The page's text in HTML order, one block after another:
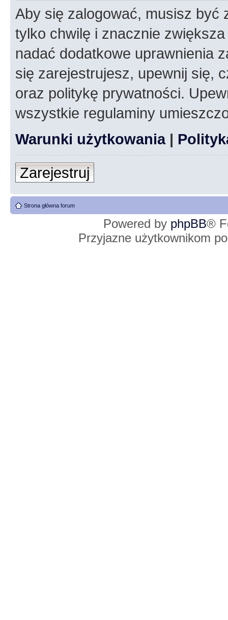
Aby się zalogować, musisz być
tylko chwilę i znacznie
nadać dodatkowe uprawnienia
się zarejestrujesz, upewnij się,
oraz politykę prywatności.
wszystkie regulaminy
Warunki użytkowania|
Zarejestruj
Strona główna forum
Powered by phpBB®
Przyjazne użytkownikom